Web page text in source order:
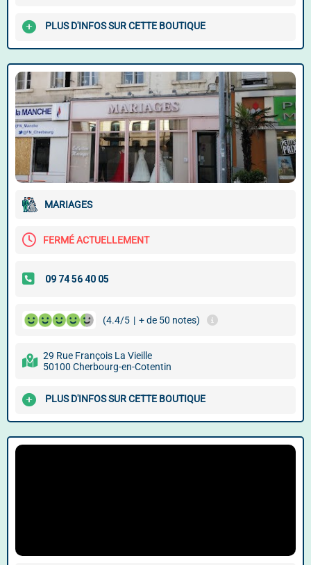
PLUS D'INFOS SUR CETTE BOUTIQUE
MARIAGES
FERMÉ ACTUELLEMENT
(4.4/5 | + de 50 notes)
29 Rue François La Vieille
50100 Cherbourg-en-Cotentin
PLUS D'INFOS SUR CETTE BOUTIQUE